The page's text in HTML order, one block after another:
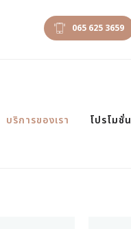
065 625 3659
บริการของเรา โปรโมชั่น